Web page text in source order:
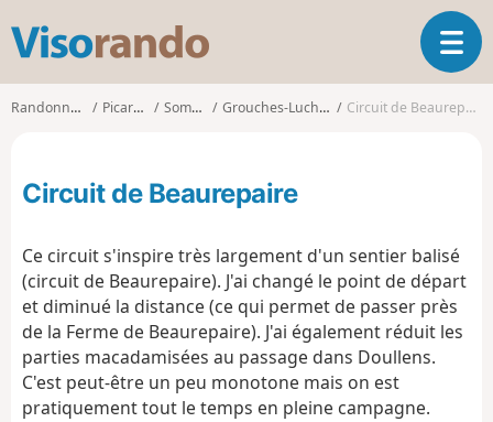
s
o
d
O
u
a
v
i
g
Randonnées Picardie Somme Grouches-Luchuel Circuit de Beaurepaire
Circuit de Beaurepaire
Ce circuit s'inspire très largement d'un sentier balisé
(circuit de Beaurepaire). J'ai changé le point de départ
et diminué la distance (ce qui permet de passer près
de la Ferme de Beaurepaire). J'ai également réduit les
parties macadamisées au passage dans Doullens.
C'est peut-être un peu monotone mais on est
pratiquement tout le temps en pleine campagne.